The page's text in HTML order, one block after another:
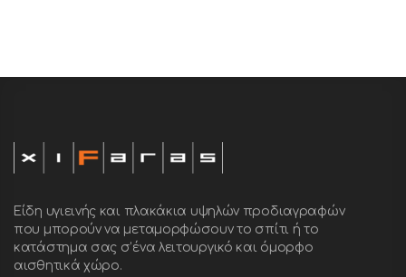
Είδη υγιεινής και πλακάκια υψηλών προδιαγραφών
που μπορούν να μεταμορφώσουν το σπίτι ή το
κατάστημα σας σ’ένα λειτουργικό και όμορφο
αισθητικά χώρο.